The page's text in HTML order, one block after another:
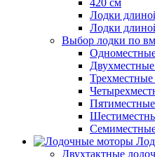
420 см
Лодки
Лодки
Выбор лодки по
Трехместные
Двухтактные